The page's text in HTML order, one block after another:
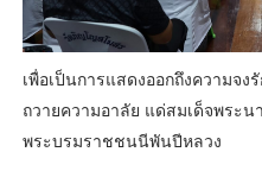
เพื่อเป็นการแสดงออกถึงความจ
ถวายความอาลัย แด่สมเด็จพระ
พระบรมราชชนนีพันปีหลวง